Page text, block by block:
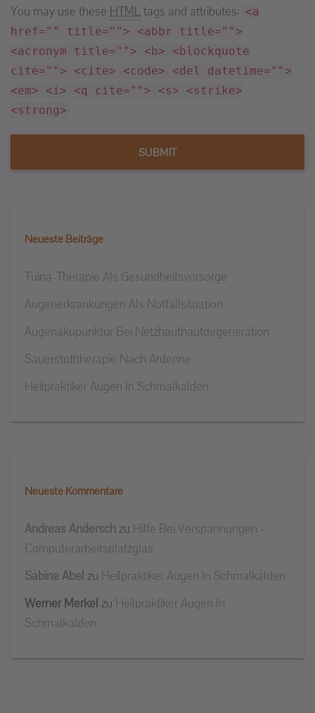
You may use these HTMLtags and attributes: <a
href="" title=""> <abbr title="">
<acronym title=""> <b> <blockquote
cite=""> <cite> <code> <del datetime="">
<em> <i> <q cite=""> <s> <strike>
<strong>
Neueste Beiträge
Tuina-Therapie Als Gesundheitsvorsorge
Augenerkrankungen Als Notfallsituation
Augenakupunktur Bei Netzhauthautdegeneration
Sauerstofftherapie Nach Ardenne
Heilpraktiker Augen In Schmalkalden
Neueste Kommentare
Andreas Andersch zu Hilfe Bei Verspannungen –
Computerarbeitsplatzglas
Sabine Abel zu Heilpraktiker Augen In Schmalkalden
Werner Merkel zu Heilpraktiker Augen In
Schmalkalden